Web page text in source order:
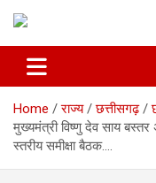
Hindustan
Home राज्य छत्तीसगढ़
मुख्यमंत्री विष्णु देव साय
स्तरीय समीक्षा बैठक….